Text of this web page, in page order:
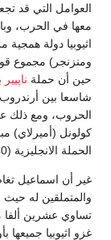
العوامل التي قد
معها في الحرب،
اثيوبيا دولة
ومنزنجر) مجموع
حين أن حملة ناپيير
شاسعا بين
الحروب، ومع ذلك
كولونل (أميرلاي)
الحملة الانجليزية (240).
غير أن اسماعيل
والمتملقين له
تساوي عشرين ألفا
غزو اثيوبيا